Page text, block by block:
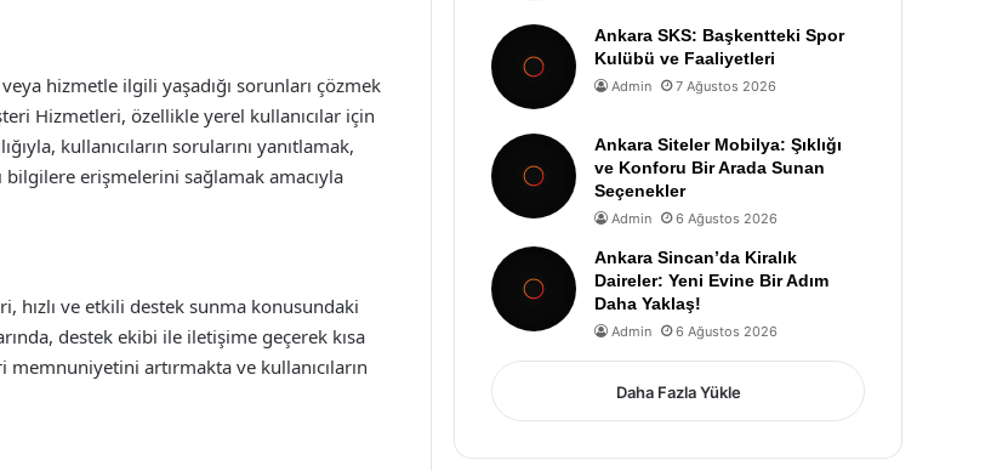
hizmetle ilgili yaşadığı sorunları çözmek
Hizmetleri, özellikle yerel kullanıcılar için
kullanıcıların sorularını yanıtlamak,
erişmelerini sağlamak amacıyla
hızlı ve etkili destek sunma konusundaki
destek ekibi ile iletişime geçerek kısa
artırmakta ve kullanıcıların
Ankara SKS: Başkentteki Spor
Kulübü ve Faaliyetleri
Admin 7 Ağustos 2026
Ankara Siteler Mobilya: Şıklığı
ve Konforu Bir Arada Sunan
Seçenekler
Admin 6 Ağustos 2026
Ankara Sincan’da Kiralık
Daireler: Yeni Evine Bir Adım
Daha Yaklaş!
Admin 6 Ağustos 2026
Daha Fazla Yükle